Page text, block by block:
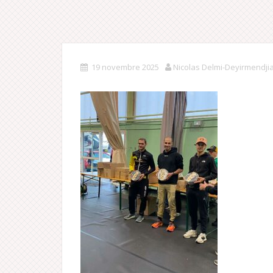
19 novembre 2025 Nicolas Delmi-